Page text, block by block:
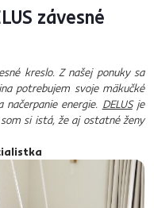
závesné
kreslo. Z našej ponuky sa
potrebujem svoje mäkučké
energie. DELUSje
si istá, že aj ostatné ženy